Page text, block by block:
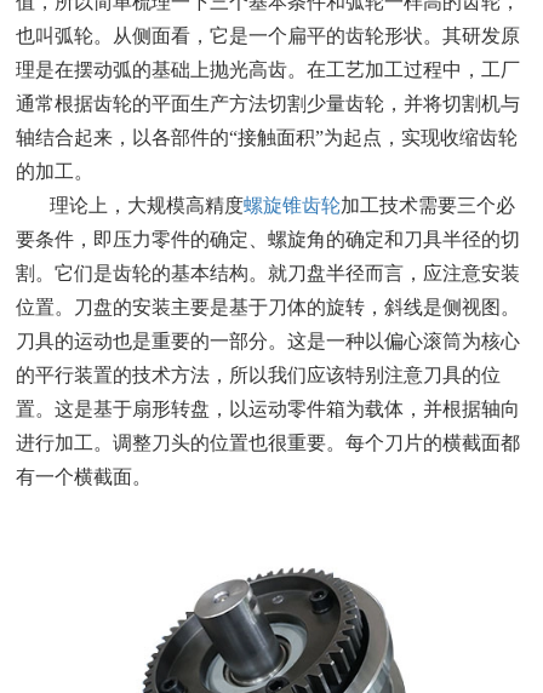
也叫弧轮。从侧面看，它是一个扁平的齿轮形状。其研发原
理是在摆动弧的基础上抛光高齿。在工艺加工过程中，工厂
通常根据齿轮的平面生产方法切割少量齿轮，并将切割机与
轴结合起来，以各部件的“接触面积”为起点，实现收缩齿轮
的加工。
理论上，大规模高精度螺旋锥齿轮加工技术需要三个必
要条件，即压力零件的确定、螺旋角的确定和刀具半径的切
割。它们是齿轮的基本结构。就刀盘半径而言，应注意安装
位置。刀盘的安装主要是基于刀体的旋转，斜线是侧视图。
刀具的运动也是重要的一部分。这是一种以偏心滚筒为核心
的平行装置的技术方法，所以我们应该特别注意刀具的位
置。这是基于扇形转盘，以运动零件箱为载体，并根据轴向
进行加工。调整刀头的位置也很重要。每个刀片的横截面都
有一个横截面。